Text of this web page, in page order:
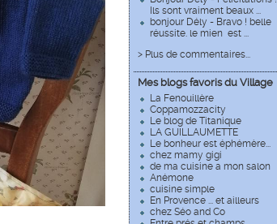
Ils sont vraiment beaux ...
bonjour Dély - Bravo ! belle
réussite. le mien est ...
> Plus de commentaires...
Mes blogs favoris du Village
La Fenouillère
Coppamozzacity
Le blog de Titanique
LA GUILLAUMETTE
Le bonheur est éphémère...
chez mamy gigi
de ma cuisine a mon salon
Anémone
cuisine simple
En Provence ... et ailleurs
chez Séo and Co